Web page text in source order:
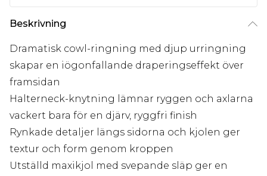
Beskrivning
Dramatisk cowl-ringning med djup urringning
skapar en iögonfallande draperingseffekt över
framsidan
Halterneck-knytning lämnar ryggen och axlarna
vackert bara för en djärv, ryggfri finish
Rynkade detaljer längs sidorna och kjolen ger
textur och form genom kroppen
Utställd maxikjol med svepande släp ger en